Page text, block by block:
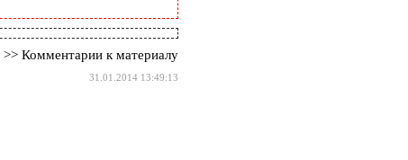
>> Комментарии к материалу
31.01.2014 13:49:13